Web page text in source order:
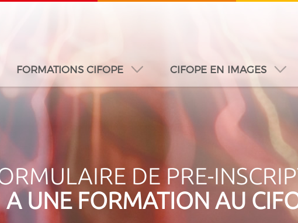
DUBAÏ DAKAR JEDDAH MONTREAL
FORMATIONS CIFOPE CIFOPE EN IMAGES
DE PRE-
A UNE FORMATION AU